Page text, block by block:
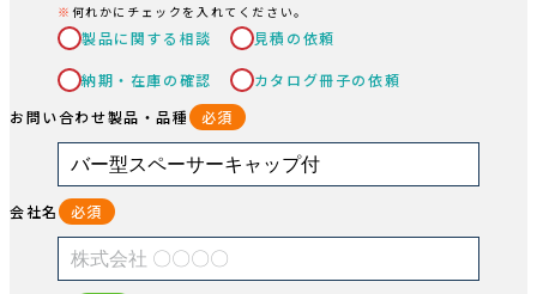
何れかにチェックを入れてください。
製品に関する相談 見積の依頼
納期・在庫の確認
カタログ冊子の依頼
お問い合わせ製品・品種
必須
会社名 必須